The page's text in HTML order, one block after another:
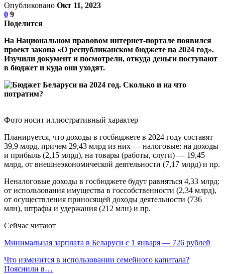
Опубликовано Окт 11, 2023
0 9
Поделится
На Национальном правовом интернет-портале появился
проект закона «О республиканском бюджете на 2024 год».
Изучили документ и посмотрели, откуда деньги поступают
в бюджет и куда они уходят.
Фото носит иллюстративный характер
Планируется, что доходы в госбюджете в 2024 году составят
39,9 млрд, причем 29,43 млрд из них — налоговые: на доходы
и прибыль (2,15 млрд), на товары (работы, слуги) — 19,45
млрд, от внешнеэкономической деятельности (7,17 млрд) и пр.
Неналоговые доходы в госбюджете будут равняться 4,33 млрд:
от использования имущества в госсобственности (2,34 млрд),
от осуществления приносящей доходы деятельности (736
млн), штрафы и удержания (212 млн) и пр.
Сейчас читают
Минимальная зарплата в Беларуси с 1 января — 726 рублей
Что изменится в использовании семейного капитала?
Пояснили в…